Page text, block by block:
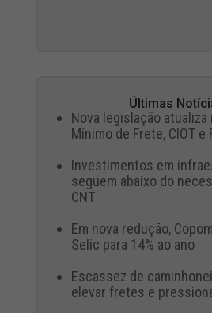
Últimas
Nova legislação
Mínimo de Frete, CIOT e
Investimentos em
seguem abaixo do
CNT
Em nova redução,
Selic para 14% ao ano
Escassez de
elevar fretes e